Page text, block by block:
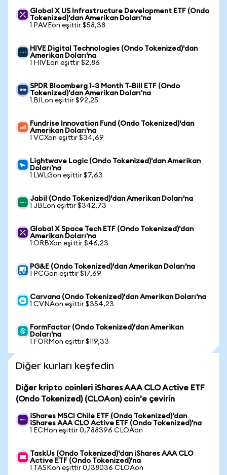
Global X US Infrastructure Development ETF (Ondo
Tokenized)'dan Amerikan Doları'na
1 PAVEon eşittir $58,38
HIVE Digital Technologies (Ondo Tokenized)'dan
Amerikan Doları'na
1 HIVEon eşittir $2,86
SPDR Bloomberg 1-3 Month T-Bill ETF (Ondo
Tokenized)'dan Amerikan Doları'na
1 BILon eşittir $92,25
Fundrise Innovation Fund (Ondo Tokenized)'dan
Amerikan Doları'na
1 VCXon eşittir $34,69
Lightwave Logic (Ondo Tokenized)'dan Amerikan
Doları'na
1 LWLGon eşittir $7,63
Jabil (Ondo Tokenized)'dan Amerikan Doları'na
1 JBLon eşittir $342,73
Global X Space Tech ETF (Ondo Tokenized)'dan
Amerikan Doları'na
1 ORBXon eşittir $46,23
PG&E (Ondo Tokenized)'dan Amerikan Doları'na
1 PCGon eşittir $17,69
Carvana (Ondo Tokenized)'dan Amerikan Doları'na
1 CVNAon eşittir $354,23
FormFactor (Ondo Tokenized)'dan Amerikan
Doları'na
1 FORMon eşittir $119,33
Diğer kurları keşfedin
Diğer kripto coinleri iShares AAA CLO Active ETF
(Ondo Tokenized) (CLOAon) coin'e çevirin
iShares MSCI Chile ETF (Ondo Tokenized)'dan
iShares AAA CLO Active ETF (Ondo Tokenized)'na
1 ECHon eşittir 0,788396 CLOAon
TaskUs (Ondo Tokenized)'dan iShares AAA CLO
Active ETF (Ondo Tokenized)'na
1 TASKon eşittir 0,138036 CLOAon